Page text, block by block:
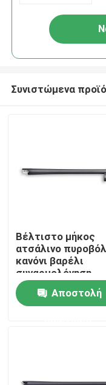
Σπίτι
Σχετικά με εμάς
Συνιστώμενα
Βέλτιστο μήκος
ατσάλινο
κανόνι βαρέλι
συναρμολόγηση
425mm 16,73 "βαρύ
φορτίοΑποστολή